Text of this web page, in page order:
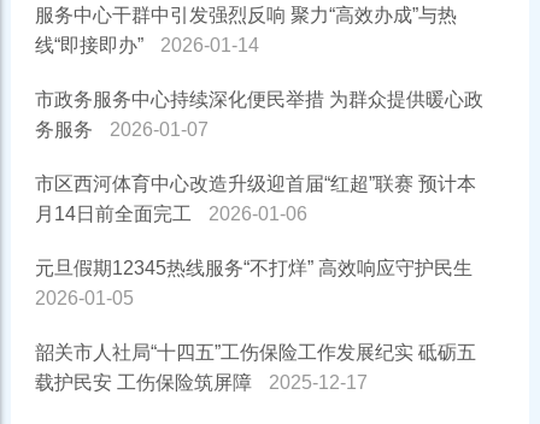
服务中心干群中引发强烈反响 聚力“高效办成”与热
线“即接即办”
2026-01-14
市政务服务中心持续深化便民举措 为群众提供暖心政
务服务
2026-01-07
市区西河体育中心改造升级迎首届“红超”联赛 预计本
月14日前全面完工
2026-01-06
元旦假期12345热线服务“不打烊” 高效响应守护民生
2026-01-05
韶关市人社局“十四五”工伤保险工作发展纪实 砥砺五
载护民安 工伤保险筑屏障
2025-12-17